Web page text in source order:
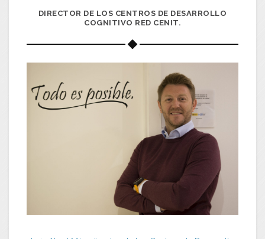
DIRECTOR DE LOS CENTROS DE DESARROLLO
COGNITIVO RED CENIT.